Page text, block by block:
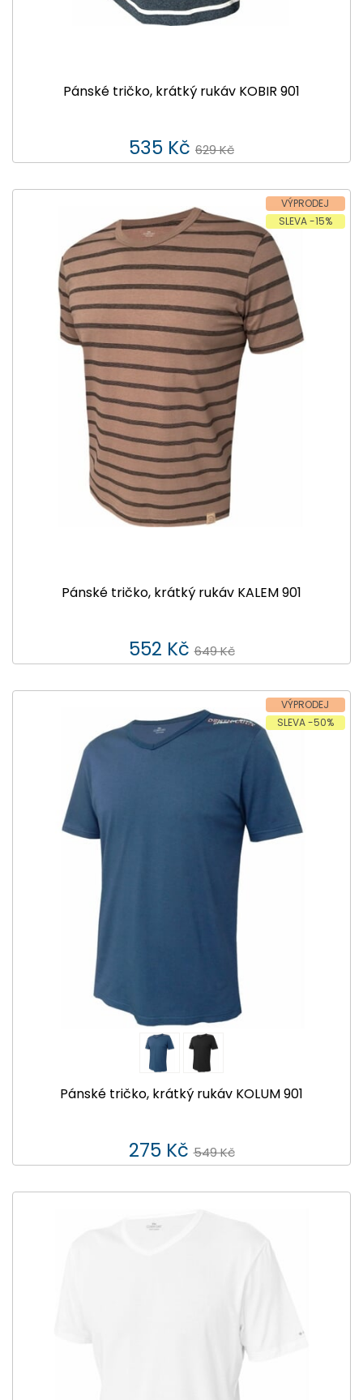
Pánské tričko, krátký rukáv KOBIR 901
535 Kč 629 Kč
VÝPRODEJ
SLEVA -15%
Pánské tričko, krátký rukáv KALEM 901
552 Kč 649 Kč
VÝPRODEJ
SLEVA -50%
Pánské tričko, krátký rukáv KOLUM 901
275 Kč 549 Kč